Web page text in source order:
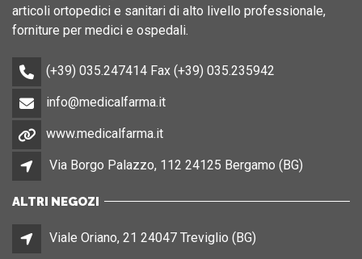
articoli ortopedici e sanitari di alto livello professionale,
forniture per medici e ospedali.
(+39) 035.247414 Fax (+39) 035.235942
info@medicalfarma.it
www.medicalfarma.it
Via Borgo Palazzo, 112 24125 Bergamo (BG)
ALTRI NEGOZI
Viale Oriano, 21 24047 Treviglio (BG)